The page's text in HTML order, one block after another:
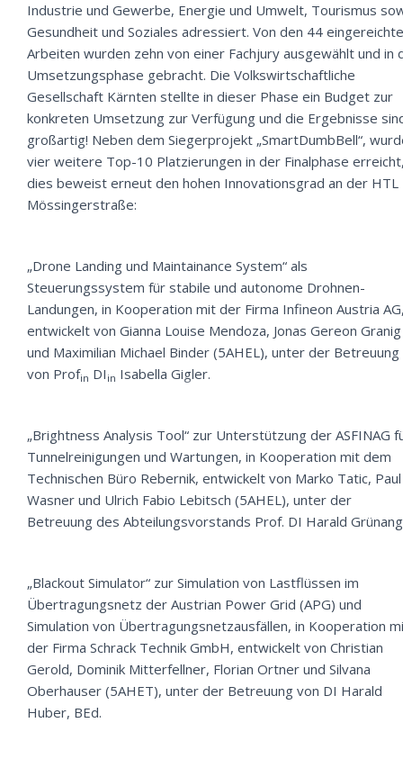
Industrie und Gewerbe, Energie und Umwelt, Tourismus
Gesundheit und Soziales adressiert. Von den 44
Arbeiten wurden zehn von einer Fachjury ausgewählt und in
Umsetzungsphase gebracht. Die Volkswirtschaftliche
Gesellschaft Kärnten stellte in dieser Phase ein Budget zur
konkreten Umsetzung zur Verfügung und die Ergebnisse
großartig! Neben dem Siegerprojekt „SmartDumbBell“,
vier weitere Top-10 Platzierungen in der Finalphase
dies beweist erneut den hohen Innovationsgrad an der HTL
Mössingerstraße:
„Drone Landing und Maintainance System“ als
Steuerungssystem für stabile und autonome Drohnen-
Landungen, in Kooperation mit der Firma Infineon Austria
entwickelt von Gianna Louise Mendoza, Jonas Gereon Granig
und Maximilian Michael Binder (5AHEL), unter der Betreuung
von Profin DI in Isabella Gigler.
„Brightness Analysis Tool“ zur Unterstützung der ASFINAG
Tunnelreinigungen und Wartungen, in Kooperation mit dem
Technischen Büro Rebernik, entwickelt von Marko Tatic, Paul
Wasner und Ulrich Fabio Lebitsch (5AHEL), unter der
Betreuung des Abteilungsvorstands Prof. DI Harald
„Blackout Simulator“ zur Simulation von Lastflüssen im
Übertragungsnetz der Austrian Power Grid (APG) und
Simulation von Übertragungsnetzausfällen, in Kooperation
der Firma Schrack Technik GmbH, entwickelt von Christian
Gerold, Dominik Mitterfellner, Florian Ortner und Silvana
Oberhauser (5AHET), unter der Betreuung von DI Harald
Huber, BEd.